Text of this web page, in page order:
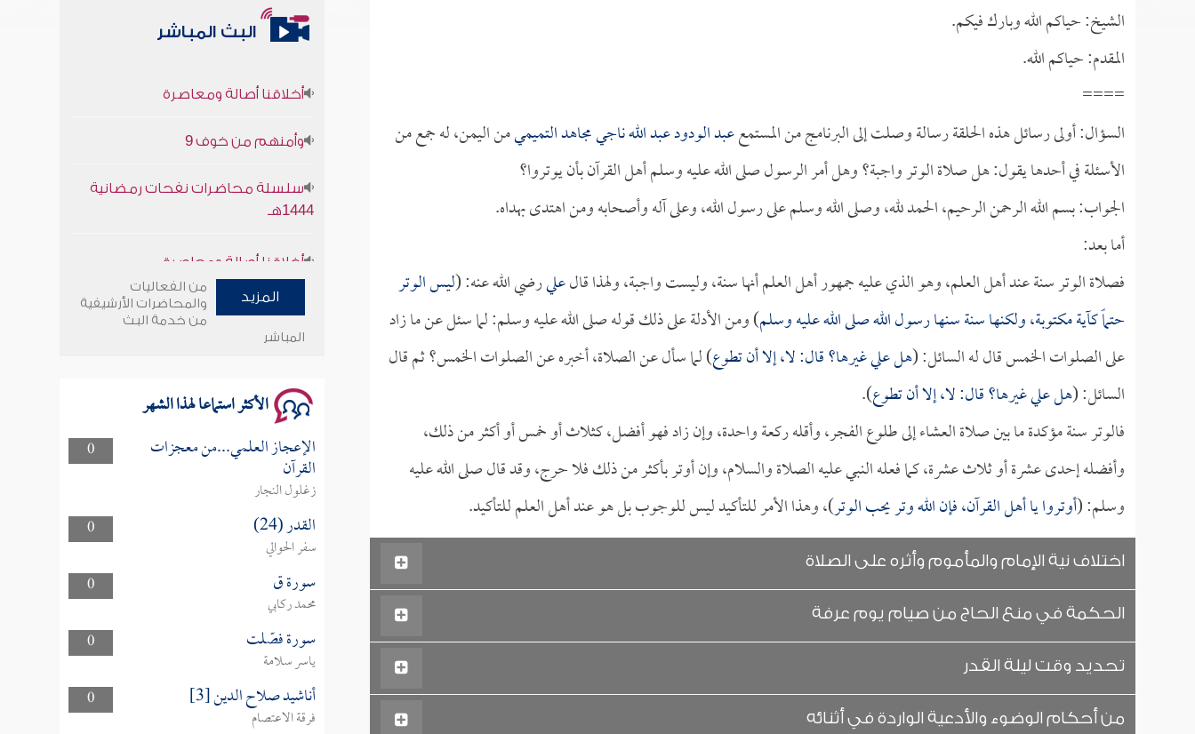
الشيخ: حياكم الله وبارك فيكم.
المقدم: حياكم الله.
====
السؤال: أولى رسائل هذه الحلقة رسالة وصلت إلى البرنامج من المستمععبد الودود عبد الله ناجي مجاهد التميميمن اليمن، له جمع من
الأسئلة في أحدها يقول: هل صلاة الوتر واجبة؟ وهل أمر الرسول صلى الله عليه وسلم أهل القرآن بأن يوتروا؟
الجواب: بسم الله الرحمن الرحيم، الحمد لله، وصلى الله وسلم على رسول الله، وعلى آله وأصحابه ومن اهتدى بهداه.
أما بعد:
فصلاة الوتر سنة عند أهل العلم، وهو الذي عليه جمهور أهل العلم أنها سنة، وليست واجبة، ولهذا قالعليرضي الله عنه: (ليس الوتر
حتماً كآية مكتوبة، ولكنها سنة سنها رسول الله صلى الله عليه وسلم) ومن الأدلة على ذلك قوله صلى الله عليه وسلم: لما سئل عن ما زاد
على الصلوات الخمس قال له السائل: (هل علي غيرها؟ قال: لا، إلا أن تطوع) لما سأل عن الصلاة، أخبره عن الصلوات الخمس؟ ثم قال
السائل: (هل علي غيرها؟ قال: لا، إلا أن تطوع).
فالوتر سنة مؤكدة ما بين صلاة العشاء إلى طلوع الفجر، وأقله ركعة واحدة، وإن زاد فهو أفضل، كثلاث أو خمس أو أكثر من ذلك،
وأفضله إحدى عشرة أو ثلاث عشرة، كما فعله النبي عليه الصلاة والسلام، وإن أوتر بأكثر من ذلك فلا حرج، وقد قال صلى الله عليه
وسلم: (أوتروا يا أهل القرآن، فإن الله وتر يحب الوتر)، وهذا الأمر للتأكيد ليس للوجوب بل هو عند أهل العلم للتأكيد.
اختلاف نية الإمام والمأموم وأثره على الصلاة
الحكمة في منع الحاج من صيام يوم عرفة
تحديد وقت ليلة القدر
من أحكام الوضوء والأدعية الواردة في أثنائه
البث المباشر
1444هـ
وأمنهم من خوف 9
سلسلة محاضرات نفحات رمضانية
المزيد
من الفعاليات
والمحاضرات الأرشيفية
من خدمة البث
المباشر
الأكثر استماعا لهذا الشهر
0 الإعجاز العلمي...من معجزات
القرآن
زغلول النجار
0
القدر (24)
سفر الحوالي
0
سورة ق
محمد ركابي
0
سورة فصّلت
ياسر سلامة
0
أناشيد صلاح الدين [3]
فرقة الاعتصام